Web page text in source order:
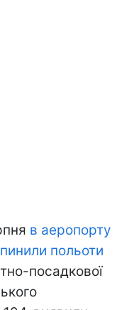
в аеропорту
польоти
посадкової